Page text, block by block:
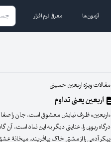
آزمون‌ها معرفی نرم افزار
مقالات ویژه اربعین حسینی
اربعین یعنی تداوم
«اربعین» ظرف نیایش معشوق است. جان را صفا
درگاه ربوبی را، عنایتی دیگر به این نماد است.
پیکر آدمی را از مشتی خاک بیافریند، میخانۀ